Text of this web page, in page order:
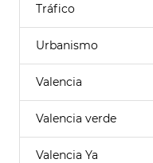
Tráfico
Urbanismo
Valencia
Valencia verde
Valencia Ya